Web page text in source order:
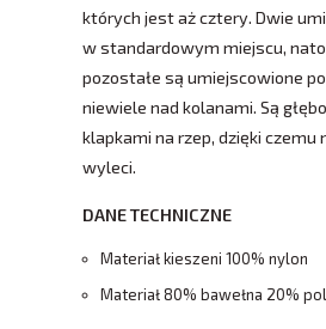
których jest aż cztery. Dwie
w standardowym miejscu,
pozostałe są umiejscowione
niewiele nad kolanami. Są
klapkami na rzep, dzięki czemu
wyleci.
DANE TECHNICZNE
Materiał kieszeni 100% nylon
Materiał 80% bawełna 20%